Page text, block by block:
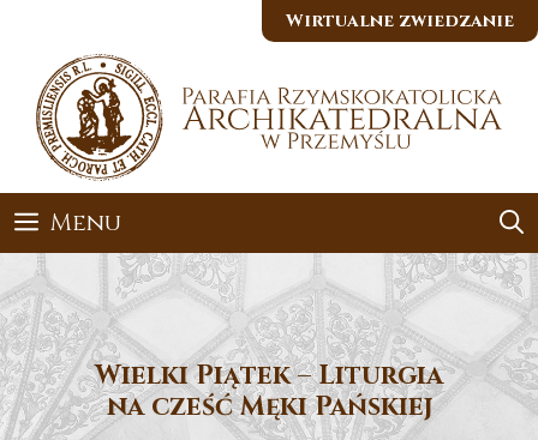
Wirtualne zwiedzanie
Menu
Wielki Piątek – Liturgia
na cześć Męki Pańskiej